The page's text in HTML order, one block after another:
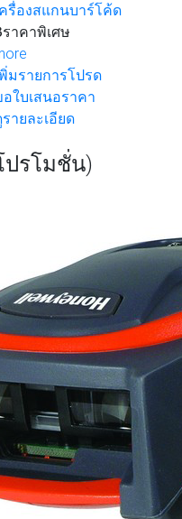
ครื่องสแกนบาร์โค้ด
ราคาพิเศษ
พิ่มรายการโปรด
ใบเสนอราคา
ายละเอียด
ปรโมชั่น)